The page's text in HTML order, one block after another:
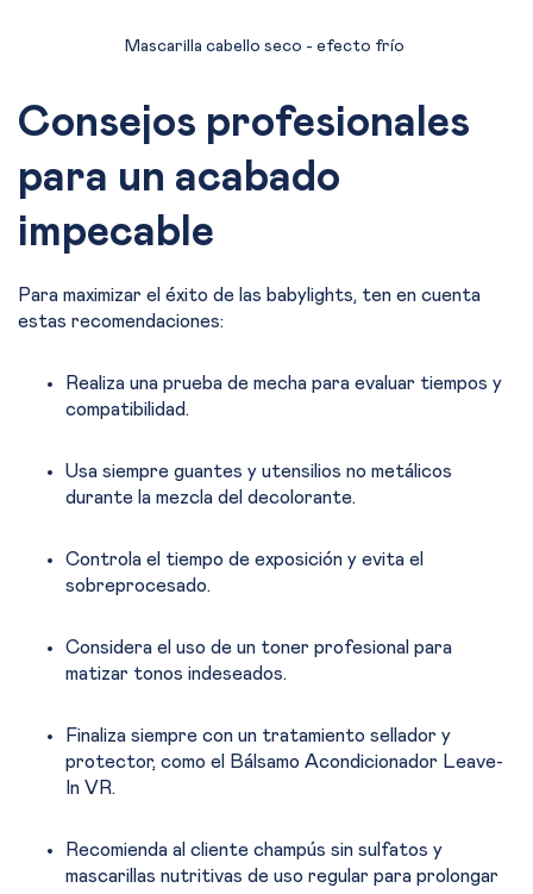
Mascarilla cabello seco - efecto frío
Consejos profesionales
para un acabado
impecable
Para maximizar el éxito de las babylights, ten en cuenta
estas recomendaciones:
Realiza una prueba de mecha para evaluar tiempos y
compatibilidad.
Usa siempre guantes y utensilios no metálicos
durante la mezcla del decolorante.
Controla el tiempo de exposición y evita el
sobreprocesado.
Considera el uso de un toner profesional para
matizar tonos indeseados.
Finaliza siempre con un tratamiento sellador y
protector, como el Bálsamo Acondicionador Leave-
In VR.
Recomienda al cliente champús sin sulfatos y
mascarillas nutritivas de uso regular para prolongar